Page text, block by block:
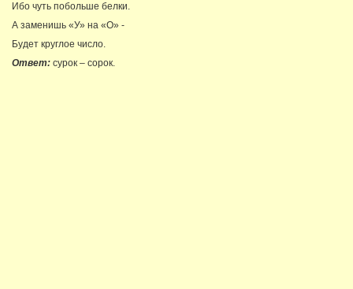
Ибо чуть побольше белки.
А заменишь «У» на «О» -
Будет круглое число.
Ответ: сурок – сорок.